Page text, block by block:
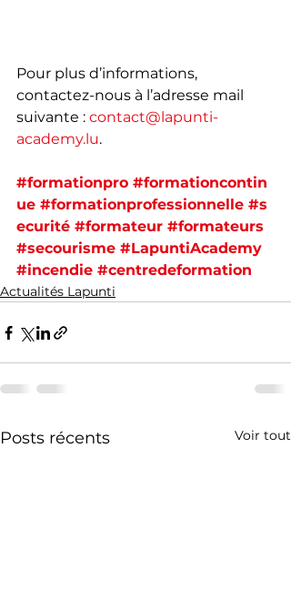
Pour plus d’informations,
contactez-nous à l’adresse mail
suivante : contact@lapunti-
academy.lu.
#formationpro #formationcontin
ue #formationprofessionnelle #s
ecurité #formateur #formateurs
#secourisme #LapuntiAcademy
#incendie #centredeformation
Actualités Lapunti
Posts récents Voir tout